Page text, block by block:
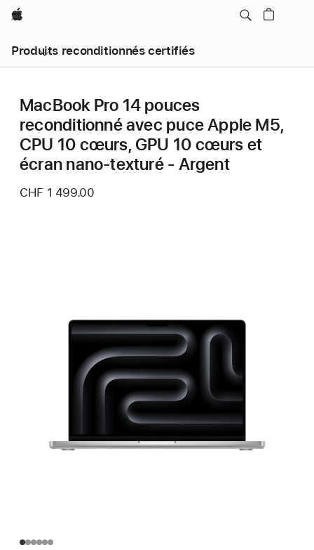
Apple
Produits reconditionnés certifiés
MacBook Pro 14 pouces
reconditionné avec puce Apple M5,
CPU 10 cœurs, GPU 10 cœurs et
écran nano-texturé - Argent
CHF 1 499.00